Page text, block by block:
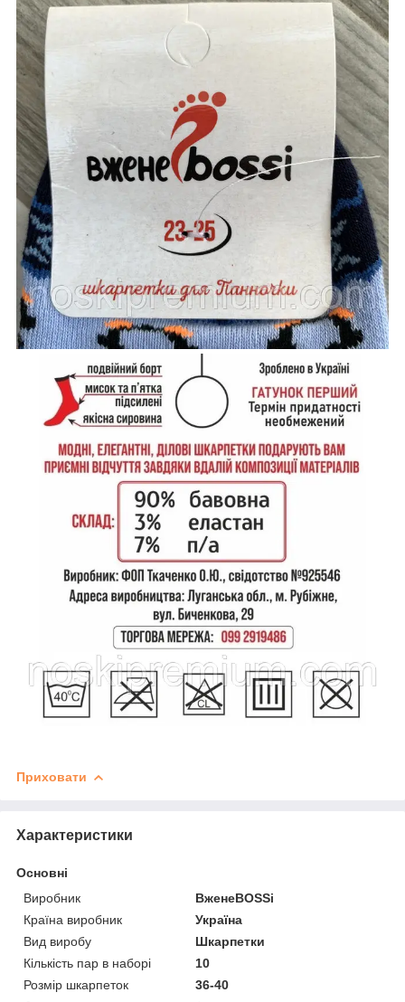
Приховати
Характеристики
Основні
Виробник
ВженеBOSSі
Країна виробник
Україна
Вид виробу
Шкарпетки
Кількість пар в наборі
10
Розмір шкарпеток
36-40